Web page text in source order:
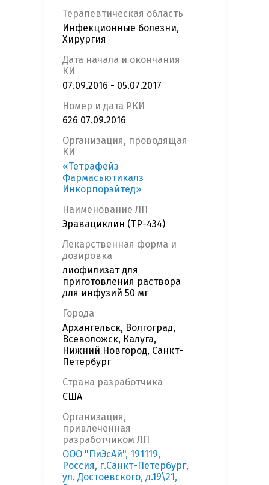
Терапевтическая область
Инфекционные болезни,
Хирургия
Дата начала и окончания
КИ
07.09.2016 - 05.07.2017
Номер и дата РКИ
626 07.09.2016
Организация, проводящая
КИ
«Тетрафейз
Фармасьютикалз
Инкорпорэйтед»
Наименование ЛП
Эравациклин (TP-434)
Лекарственная форма и
дозировка
лиофилизат для
приготовления раствора
для инфузий 50 мг
Города
Архангельск, Волгоград,
Всеволожск, Калуга,
Нижний Новгород, Санкт-
Петербург
Страна разработчика
США
Организация,
привлеченная
разработчиком ЛП
ООО "ПиЭсАй", 191119,
Россия, г.Санкт-Петербург,
ул. Достоевского, д.19\21,